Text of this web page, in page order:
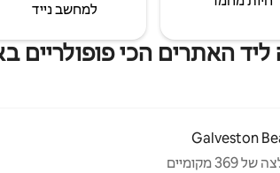
למחשב נייד
האתרים הכי פופולריים
Galveston
369 מקומיים